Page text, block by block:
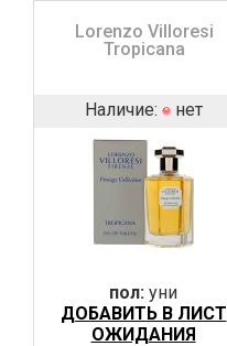
Lorenzo Villoresi
Tropicana
Наличие: нет
пол: уни
ДОБАВИТЬ В ЛИСТ
ОЖИДАНИЯ